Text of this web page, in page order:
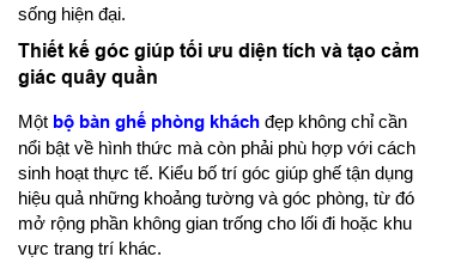
sống hiện đại.
Thiết kế góc giúp tối ưu diện tích và tạo cảm
giác quây quần
Một bộ bàn ghế phòng khách đẹp không chỉ cần
nổi bật về hình thức mà còn phải phù hợp với cách
sinh hoạt thực tế. Kiểu bố trí góc giúp ghế tận dụng
hiệu quả những khoảng tường và góc phòng, từ đó
mở rộng phần không gian trống cho lối đi hoặc khu
vực trang trí khác.